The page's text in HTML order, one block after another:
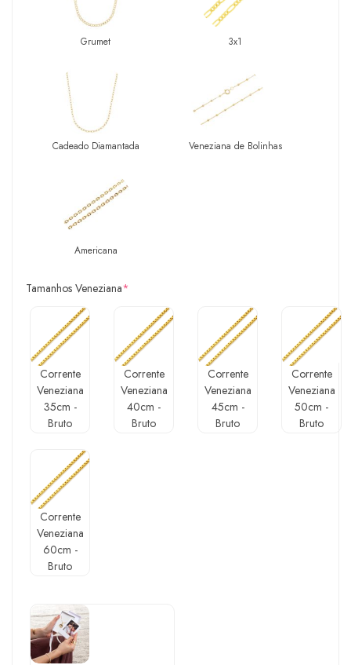
Grumet 3x1
Cadeado Diamantada Veneziana de Bolinhas
Americana
Tamanhos Veneziana*
Corrente
Veneziana
35cm -
Bruto
Corrente
Veneziana
40cm -
Bruto
Corrente
Veneziana
45cm -
Bruto
Corrente
Veneziana
50cm -
Bruto
Corrente
Veneziana
60cm -
Bruto